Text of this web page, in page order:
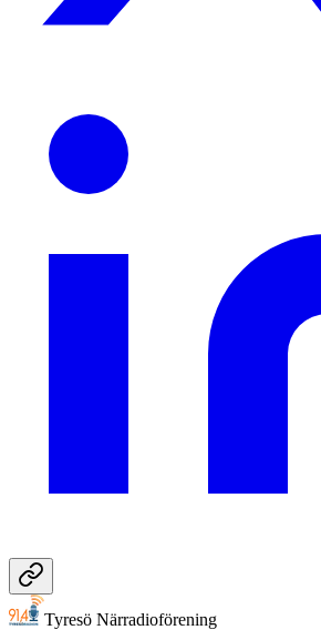
Tyresö Närradioförening